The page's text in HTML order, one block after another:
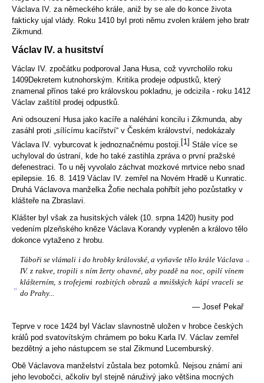
Václava IV. za německého krále, aniž by se ale do konce života
fakticky ujal vlády. Roku 1410 byl proti němu zvolen králem jeho bratr
Zikmund.
Václav IV. a husitství
Václav IV. zpočátku podporoval Jana Husa, což vyvrcholilo roku
1409Dekretem kutnohorským. Kritika prodeje odpustků, který
znamenal přínos také pro královskou pokladnu, je odcizila - roku 1412
Václav zaštítil prodej odpustků.
Ani odsouzení Husa jako kacíře a naléhání koncilu i Zikmunda, aby
zasáhl proti „sílícímu kacířství“ v Českém království, nedokázaly
Václava IV. vyburcovat k jednoznačnému postoji. [1] Stále více se
uchyloval do ústraní, kde ho také zastihla zpráva o první pražské
defenestraci . To u něj vyvolalo záchvat mozkové mrtvice nebo snad
epilepsie . 16. 8. 1419 Václav IV. zemřel na Novém Hradě u Kunratic
Druhá Václavova manželka Žofie nechala pohřbít jeho pozůstatky v
klášteře na Zbraslavi
Klášter byl však za husitských válek (10. srpna 1420) husity pod
vedením plzeňského kněze Václava Korandy vypleněn a královo tělo
dokonce vytaženo z hrobu.
„
Táboři se vlámali i do hrobky královské, a vyňavše tělo krále Václava
IV. z rakve, tropili s ním žerty ohavné, aby pozdě na noc, opilí vínem
klášterním, s trofejemi rozbitých obrazů a mnišských kápí vraceli se
do Prahy...
“
— Josef Pekař
Teprve v roce 1424 byl Václav slavnostně uložen v hrobce českých
králů pod svatovítským chrámem po boku Karla IV. Václav zemřel
bezdětný a jeho nástupcem se stal Zikmund Lucemburský.
Obě Václavova manželství zůstala bez potomků. Nejsou známí ani
jeho levobočci, ačkoliv byl stejně náruživý jako většina mocných